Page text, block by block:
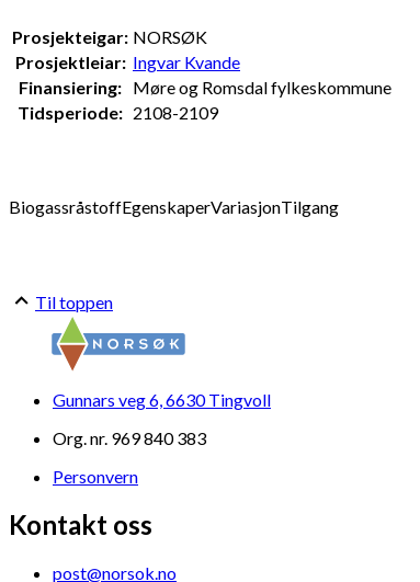
Prosjekteigar: NORSØK
Prosjektleiar: Ingvar Kvande
Finansiering: Møre og Romsdal fylkeskommune
Tidsperiode: 2108-2109
BiogassråstoffEgenskaperVariasjonTilgang
Til toppen
Gunnars veg 6, 6630 Tingvoll
Org. nr. 969 840 383
Personvern
Kontakt oss
post@norsok.no